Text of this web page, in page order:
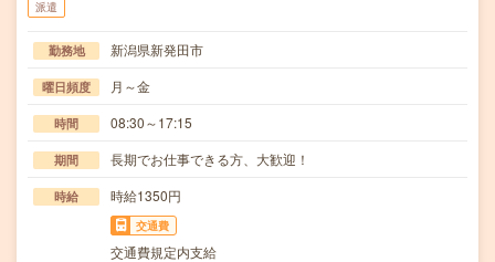
派遣
勤務地 新潟県新発田市
曜日頻度 月～金
時間 08:30～17:15
期間 長期でお仕事できる方、大歓迎！
時給 時給1350円
交通費
交通費規定内支給